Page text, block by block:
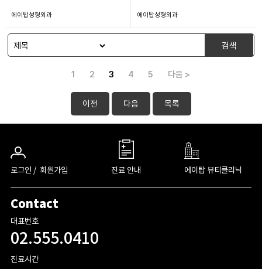
에이탑성형외과 에이탑성형외과
검색
1 2 3 4 5 다음 >
이전 다음 목록
로그인 / 회원가입 진료 안내 에이탑 뷰티클리닉
Contact
대표번호
02.555.0410
진료시간